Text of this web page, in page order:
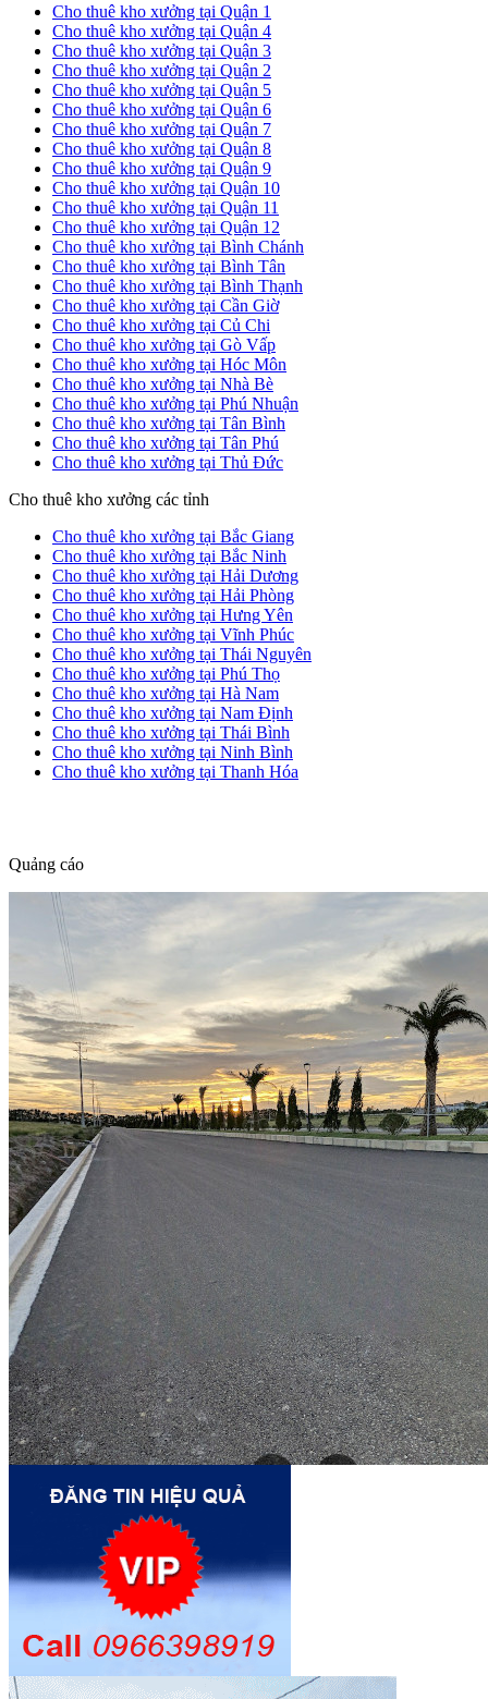
Cho thuê kho xưởng tại Quận 1
Cho thuê kho xưởng tại Quận 4
Cho thuê kho xưởng tại Quận 3
Cho thuê kho xưởng tại Quận 2
Cho thuê kho xưởng tại Quận 5
Cho thuê kho xưởng tại Quận 6
Cho thuê kho xưởng tại Quận 7
Cho thuê kho xưởng tại Quận 8
Cho thuê kho xưởng tại Quận 9
Cho thuê kho xưởng tại Quận 10
Cho thuê kho xưởng tại Quận 11
Cho thuê kho xưởng tại Quận 12
Cho thuê kho xưởng tại Bình Chánh
Cho thuê kho xưởng tại Bình Tân
Cho thuê kho xưởng tại Bình Thạnh
Cho thuê kho xưởng tại Cần Giờ
Cho thuê kho xưởng tại Củ Chi
Cho thuê kho xưởng tại Gò Vấp
Cho thuê kho xưởng tại Hóc Môn
Cho thuê kho xưởng tại Nhà Bè
Cho thuê kho xưởng tại Phú Nhuận
Cho thuê kho xưởng tại Tân Bình
Cho thuê kho xưởng tại Tân Phú
Cho thuê kho xưởng tại Thủ Đức
Cho thuê kho xưởng các tỉnh
Cho thuê kho xưởng tại Bắc Giang
Cho thuê kho xưởng tại Bắc Ninh
Cho thuê kho xưởng tại Hải Dương
Cho thuê kho xưởng tại Hải Phòng
Cho thuê kho xưởng tại Hưng Yên
Cho thuê kho xưởng tại Vĩnh Phúc
Cho thuê kho xưởng tại Thái Nguyên
Cho thuê kho xưởng tại Phú Thọ
Cho thuê kho xưởng tại Hà Nam
Cho thuê kho xưởng tại Nam Định
Cho thuê kho xưởng tại Thái Bình
Cho thuê kho xưởng tại Ninh Bình
Cho thuê kho xưởng tại Thanh Hóa
Quảng cáo